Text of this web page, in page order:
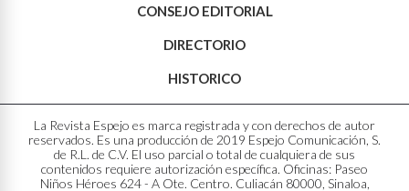
CONSEJO EDITORIAL
DIRECTORIO
HISTORICO
La Revista Espejo es marca registrada y con derechos de autor
reservados. Es una producción de 2019 Espejo Comunicación, S.
de R.L. de C.V. El uso parcial o total de cualquiera de sus
contenidos requiere autorización específica. Oficinas: Paseo
Niños Héroes 624 - A Ote. Centro. Culiacán 80000, Sinaloa,